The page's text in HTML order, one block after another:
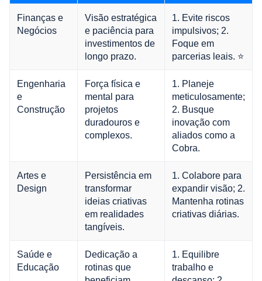
Finanças e
Negócios
Visão estratégica
e paciência para
investimentos de
longo prazo.
1. Evite riscos
impulsivos; 2.
Foque em
parcerias leais. ⭐
Engenharia
e
Construção
Força física e
mental para
projetos
duradouros e
complexos.
1. Planeje
meticulosamente;
2. Busque
inovação com
aliados como a
Cobra.
Artes e
Design
Persistência em
transformar
ideias criativas
em realidades
tangíveis.
1. Colabore para
expandir visão; 2.
Mantenha rotinas
criativas diárias.
Saúde e
Educação
Dedicação a
rotinas que
1. Equilibre
trabalho e